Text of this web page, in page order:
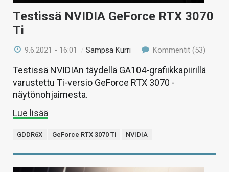
Testissä NVIDIA GeForce RTX 3070
Ti
9.6.2021 - 16:01 /Sampsa Kurri Kommentit (53)
Testissä NVIDIAn täydellä GA104-grafiikkapiirillä
varustettu Ti-versio GeForce RTX 3070 -
näytönohjaimesta.
Lue lisää
GDDR6X GeForce RTX 3070 Ti NVIDIA